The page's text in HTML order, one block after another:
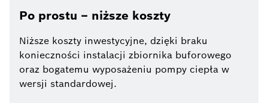
Po prostu – niższe koszty
Niższe koszty inwestycyjne, dzięki braku
konieczności instalacji zbiornika buforowego
oraz bogatemu wyposażeniu pompy ciepła w
wersji standardowej.